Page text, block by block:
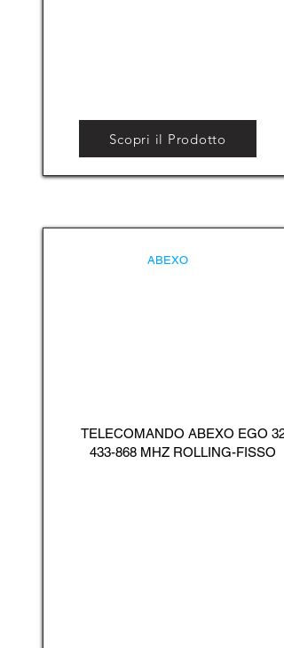
Scopri il Prodotto
ABEXO
TELECOMANDO ABEXO EGO 32
433-868 MHZ ROLLING-FISSO